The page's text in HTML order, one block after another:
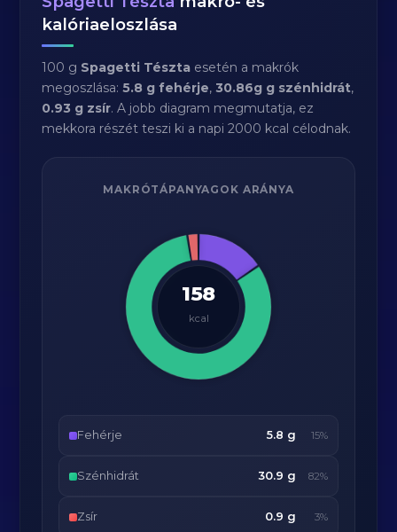
kalóriaeloszlása
100 g Spagetti Tészta esetén a makrók
megoszlása:5.8 g fehérje,30.86g g szénhidrát,
0.93 g zsír. A jobb diagram megmutatja, ez
mekkora részét teszi ki a napi 2000 kcal célodnak.
MAKRÓTÁPANYAGOK ARÁNYA
158
kcal
Fehérje 5.8 g 15%
Szénhidrát 30.9 g 82%
Zsír 0.9 g 3%